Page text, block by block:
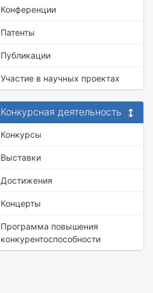
Конференции
Патенты
Публикации
Участие в научных проектах
Конкурсная деятельность
Конкурсы
Выставки
Достижения
Концерты
Программа повышения
конкурентоспособности